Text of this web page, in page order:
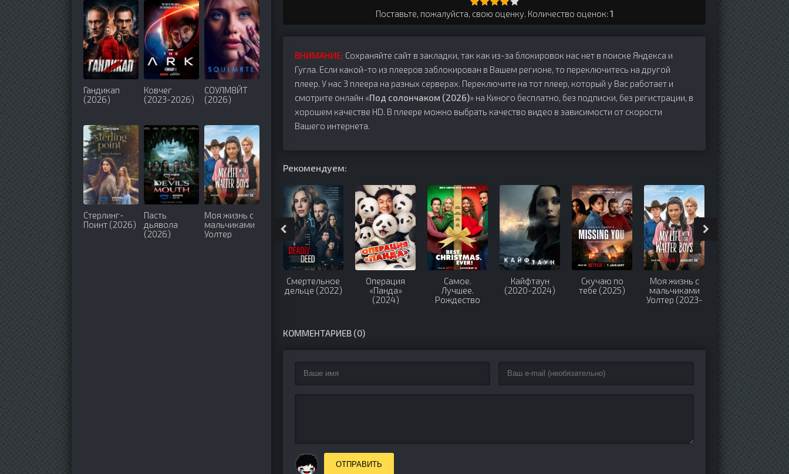
Поставьте, пожалуйста, свою оценку. Количество оценок: 1
ВНИМАНИЕ: Сохраняйте сайт в закладки, так как из-за блокировок нас нет в поиске Яндекса и
Гугла. Если какой-то из плееров заблокирован в Вашем регионе, то переключитесь на другой
плеер. У нас 3 плеера на разных серверах. Переключите на тот плеер, который у Вас работает и
смотрите онлайн «Под солончаком (2026)» на Киного бесплатно, без подписки, без регистрации, в
хорошем качестве HD. В плеере можно выбрать качество видео в зависимости от скорости
Вашего интернета.
Рекомендуем:
Смертельное
дельце (2022)
Операция
«Панда»
(2024)
Самое.
Лучшее.
Рождество
Кайфтаун
(2020-2024)
Скучаю по
тебе (2025)
Моя жизнь с
мальчиками
Уолтер (2023-
Один день в
шкуре льва
(2023)
КОММЕНТАРИЕВ (0)
ОТПРАВИТЬ
Гандикап
(2026)
Ковчег
(2023-2026)
СОУЛМ8ЙТ
(2026)
Стерлинг-
Поинт (2026)
Пасть
дьявола
(2026)
Моя жизнь с
мальчиками
Уолтер